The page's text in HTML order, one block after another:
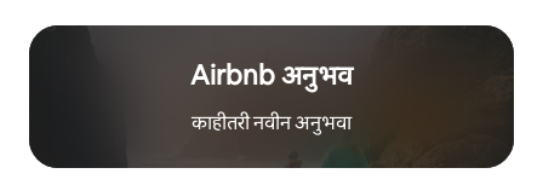
Airbnb अनुभव
काहीतरी नवीन अनुभवा